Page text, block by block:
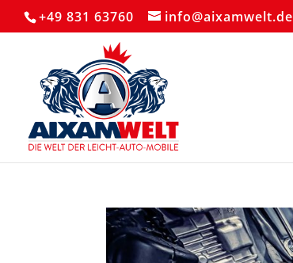
+49 831 63760 info@aixamwelt.de